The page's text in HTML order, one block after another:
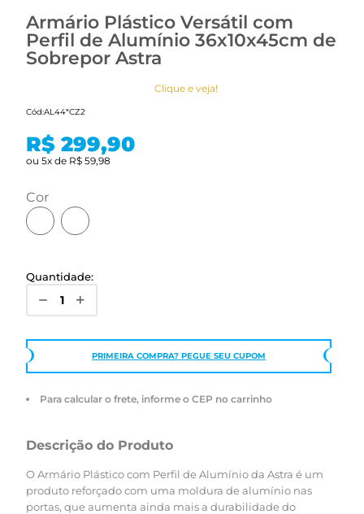
Armário Plástico Versátil com
Perfil de Alumínio 36x10x45cm de
Sobrepor Astra
Clique e veja!
Cód:AL44*CZ2
R$ 299,90
ou 5x de R$ 59,98
cor
Quantidade:
PRIMEIRA COMPRA? PEGUE SEU CUPOM
Para calcular o frete, informe o CEP no carrinho
Descrição do Produto
O Armário Plástico com Perfil de Alumínio da Astra é um
produto reforçado com uma moldura de alumínio nas
portas, que aumenta ainda mais a durabilidade do